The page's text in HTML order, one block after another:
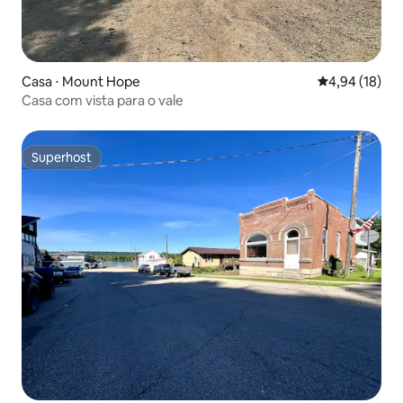
Casa ⋅ Mount Hope 4,94 de uma
4,94 (18)
Casa com vista para o vale
Superhost
Superhost